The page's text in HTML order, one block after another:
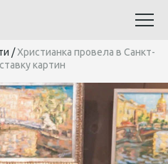
/Христианка провела в Санкт-
картин